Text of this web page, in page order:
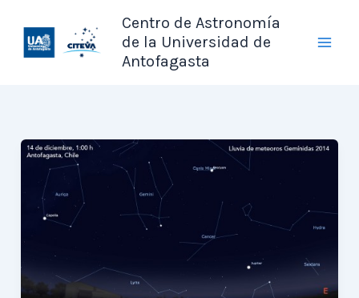
contenido
Centro de Astronomía
de la Universidad de
Antofagasta